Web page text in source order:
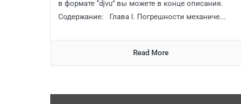
в формате “djvu” вы можете в конце описания.
Содержание: Глава I. Погрешности механиче...
Read More